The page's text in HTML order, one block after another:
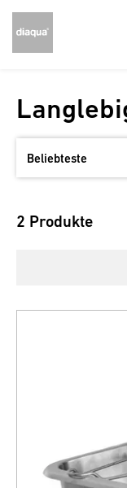
2 Produkte